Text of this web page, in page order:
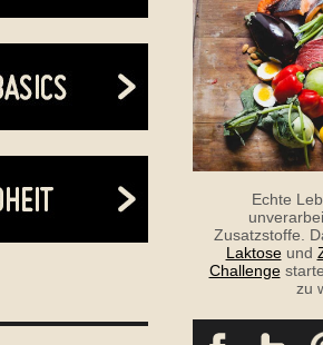
Echte
Zusatzstoffe.
Laktoseund
Challenge
zu